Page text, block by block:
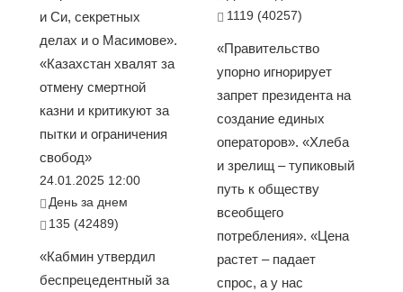
и Си, секретных
делах и о Масимове».
«Казахстан хвалят за
отмену смертной
казни и критикуют за
пытки и ограничения
свобод»
24.01.2025 12:00
День за днем
135 (42489)
«Кабмин утвердил
беспрецедентный за
1119 (40257)
«Правительство
упорно игнорирует
запрет президента на
создание единых
операторов». «Хлеба
и зрелищ – тупиковый
путь к обществу
всеобщего
потребления». «Цена
растет – падает
спрос, а у нас